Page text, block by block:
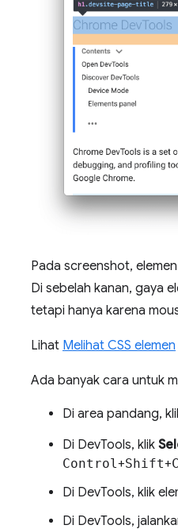
Pada screenshot, elemen
Di sebelah kanan, gaya
tetapi hanya karena
Lihat Melihat CSS elemen
Ada banyak cara untuk
Di area pandang,
Di DevTools, klik
Control+Shift+C
Di DevTools, klik
Di DevTools,